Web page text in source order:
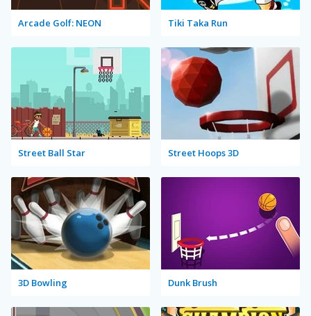
Arcade Golf: NEON Tiki Taka Run
Street Ball Star Street Hoops 3D
3D Bowling Dunk Brush